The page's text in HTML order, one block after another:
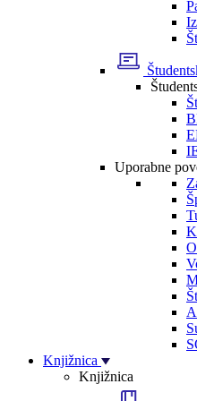
Uporabne
Knjižnica
Knjižnica